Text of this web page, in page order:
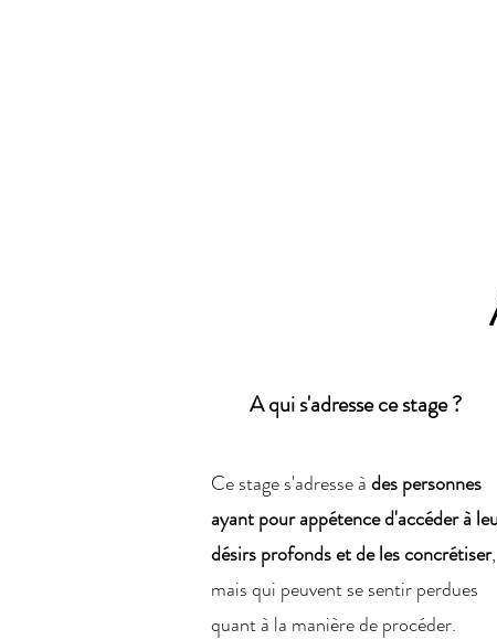
A qui s'adresse ce stage ?
Ce stage s'adresse àdes personnes
ayant pour appétence d'accéder à
désirs profonds et de les concrétiser,
mais qui peuvent se sentir perdues
quant à la manière de procéder.